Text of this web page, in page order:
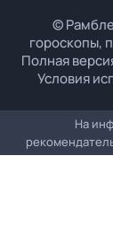
©
гороскопы,
Полная
Условия
На